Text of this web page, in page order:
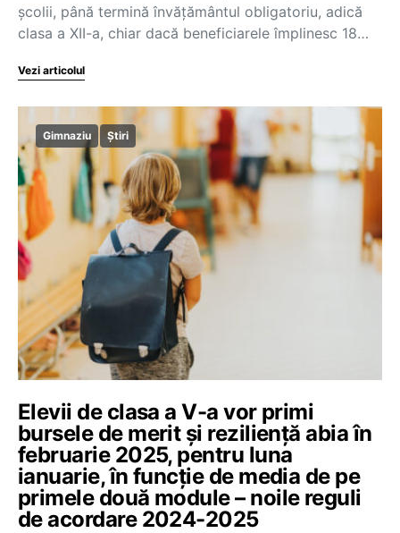
școlii, până termină învățământul obligatoriu, adică
clasa a XII-a, chiar dacă beneficiarele împlinesc 18…
Vezi articolul
Gimnaziu Știri
Elevii de clasa a V-a vor primi
bursele de merit și reziliență abia în
februarie 2025, pentru luna
ianuarie, în funcție de media de pe
primele două module – noile reguli
de acordare 2024-2025